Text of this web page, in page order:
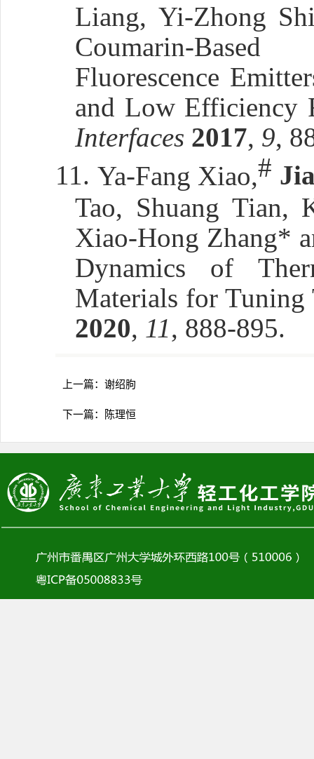
Liang, Yi-Zhong
Coumarin-
Fluorescence
and Low
Interfaces 2017, 9,
11. Ya-Fang Xiao,#
Tao, Shuang Tian,
Xiao-Hong Zhang*
Dynamics of
Materials for Tuning
2020, 11, 888-895.
上一篇： ​谢绍朐
下一篇： 陈理恒